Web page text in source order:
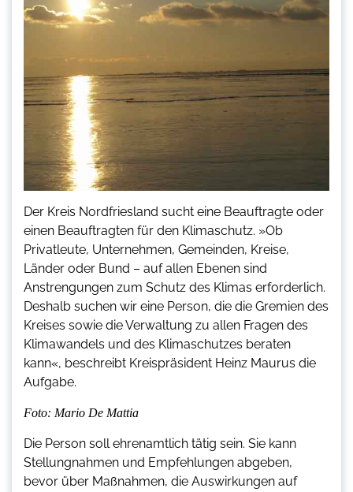
Der Kreis Nordfriesland sucht eine Beauftragte oder
einen Beauftragten für den Klimaschutz. »Ob
Privatleute, Unternehmen, Gemeinden, Kreise,
Länder oder Bund – auf allen Ebenen sind
Anstrengungen zum Schutz des Klimas erforderlich.
Deshalb suchen wir eine Person, die die Gremien des
Kreises sowie die Verwaltung zu allen Fragen des
Klimawandels und des Klimaschutzes beraten
kann«, beschreibt Kreispräsident Heinz Maurus die
Aufgabe.
Foto: Mario De Mattia
Die Person soll ehrenamtlich tätig sein. Sie kann
Stellungnahmen und Empfehlungen abgeben,
bevor über Maßnahmen, die Auswirkungen auf